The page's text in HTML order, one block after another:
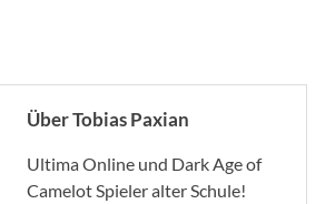
Über Tobias Paxian
Ultima Online und Dark Age of
Camelot Spieler alter Schule!